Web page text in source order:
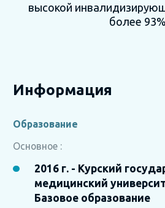
высокой
более 93%
Информация
Образование
Основное :
2016 г. - Курский
медицинский
Базовое образование